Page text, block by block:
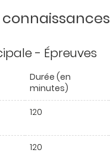
- Épreuves
Durée (en
minutes)
120
120